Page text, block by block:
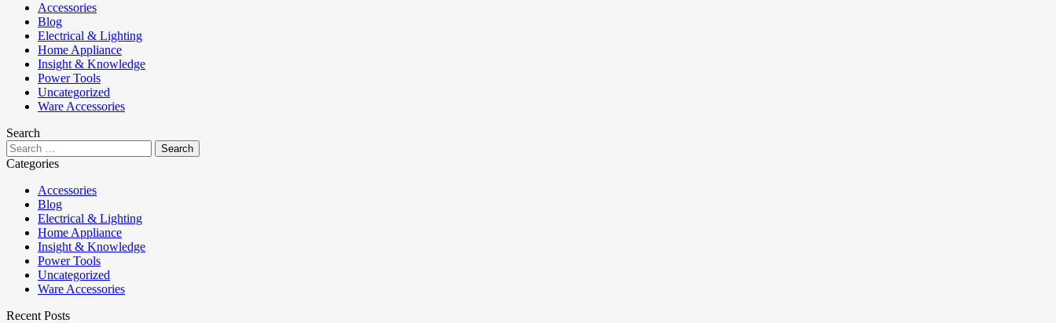
Accessories
Blog
Electrical & Lighting
Home Appliance
Insight & Knowledge
Power Tools
Uncategorized
Ware Accessories
Search
Categories
Accessories
Blog
Electrical & Lighting
Home Appliance
Insight & Knowledge
Power Tools
Uncategorized
Ware Accessories
Recent Posts